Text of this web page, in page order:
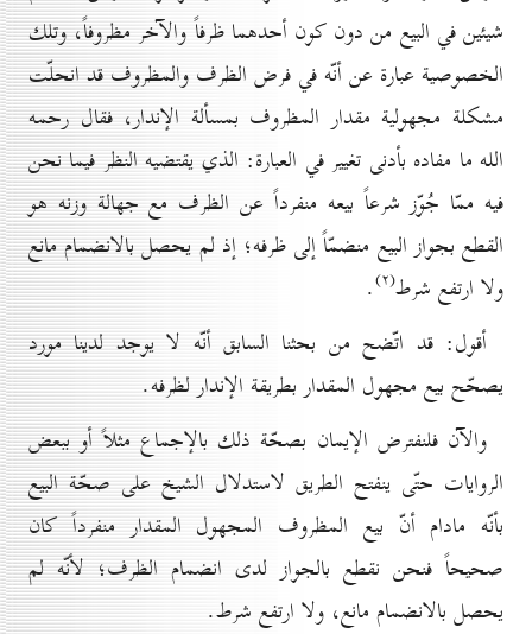
شيئين في البيع من دون كون أحدهما ظرفاً والآخر مظروفاً، وتلك
الخصوصية عبارة عن أنّه في فرض الظرف والمظروف قد انحلّت
مشكلة مجهولية مقدار المظروف بمسألة الإندار، فقال رحمه
الله ما مفاده بأدنى تغيير في العبارة: الذي يقتضيه النظر فيما نحن
فيه ممّا جُوّز شرعاً بيعه منفرداً عن الظرف مع جهالة وزنه هو
القطع بجواز البيع منضمّاً إلى ظرفه؛ إذ لم يحصل بالانضمام مانع
ولا ارتفع شرط(۲) .
أقول: قد اتّضح من بحثنا السابق أنّه لا يوجد لدينا مورد
يصحّح بيع مجهول المقدار بطريقة الإندار لظرفه.
والآن فلنفترض الإيمان بصحّة ذلك بالإجماع مثلاً أو ببعض
الروايات حتّى ينفتح الطريق لاستدلال الشيخ على صحّة البيع
بأنّه مادام أنّ بيع المظروف المجهول المقدار منفرداً كان
صحيحاً فنحن نقطع بالجواز لدى انضمام الظرف؛ لأنّه لم
يحصل بالانضمام مانع، ولا ارتفع شرط.